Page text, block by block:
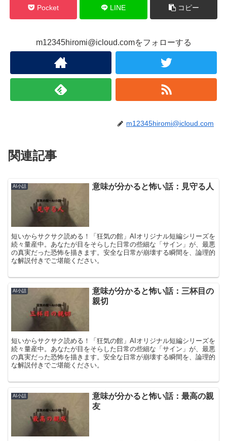
Pocket LINE コピー
m12345hiromi@icloud.comをフォローする
m12345hiromi@icloud.com
関連記事
AI小話 意味が分かると怖い話：見守る人
短いからサクサク読める！「狂気の館」AIオリジナル短編シリーズを
続々量産中。あなたが目をそらした日常の些細な「サイン」が、最悪
の真実だった恐怖を描きます。安全な日常が崩壊する瞬間を、論理的
な解説付きでご堪能ください。
AI小話
意味が分かると怖い話：三杯目の
親切
短いからサクサク読める！「狂気の館」AIオリジナル短編シリーズを
続々量産中。あなたが目をそらした日常の些細な「サイン」が、最悪
の真実だった恐怖を描きます。安全な日常が崩壊する瞬間を、論理的
な解説付きでご堪能ください。
AI小話
意味が分かると怖い話：最高の親
友